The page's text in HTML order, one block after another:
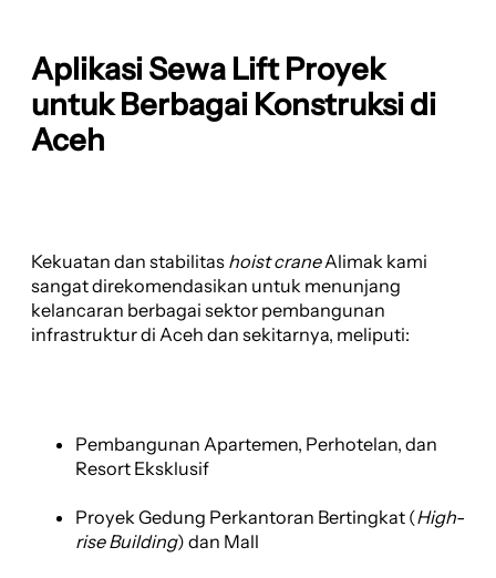
Aplikasi Sewa Lift Proyek
untuk Berbagai Konstruksi di
Aceh
Kekuatan dan stabilitas hoist craneAlimak kami
sangat direkomendasikan untuk menunjang
kelancaran berbagai sektor pembangunan
infrastruktur di Aceh dan sekitarnya, meliputi:
Pembangunan Apartemen, Perhotelan, dan
Resort Eksklusif
Proyek Gedung Perkantoran Bertingkat (High-
rise Building) dan Mall